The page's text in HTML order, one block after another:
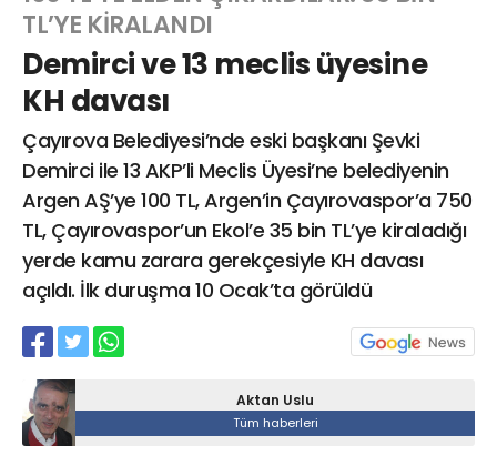
TL’YE KİRALANDI
Demirci ve 13 meclis üyesine
KH davası
Çayırova Belediyesi’nde eski başkanı Şevki
Demirci ile 13 AKP’li Meclis Üyesi’ne belediyenin
Argen AŞ’ye 100 TL, Argen’in Çayırovaspor’a 750
TL, Çayırovaspor’un Ekol’e 35 bin TL’ye kiraladığı
yerde kamu zarara gerekçesiyle KH davası
açıldı. İlk duruşma 10 Ocak’ta görüldü
Aktan Uslu
Tüm haberleri
Hacı Halil Mahallesi, İsmetpaşa
Caddesi, Beşiroğlu Altın Han Kat: 1
(BİLKAR)Gebze - KOCAELİ
aktanuslu@gmail.com